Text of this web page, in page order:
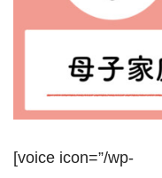
[voice icon=”/wp-